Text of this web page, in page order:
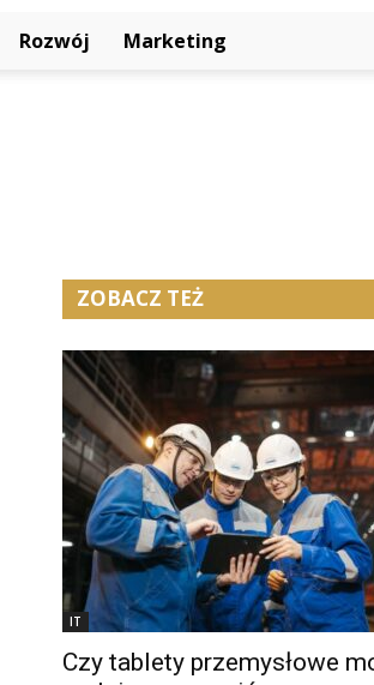
Rozwój Marketing
ZOBACZ TEŻ
IT
Czy tablety przemysłowe